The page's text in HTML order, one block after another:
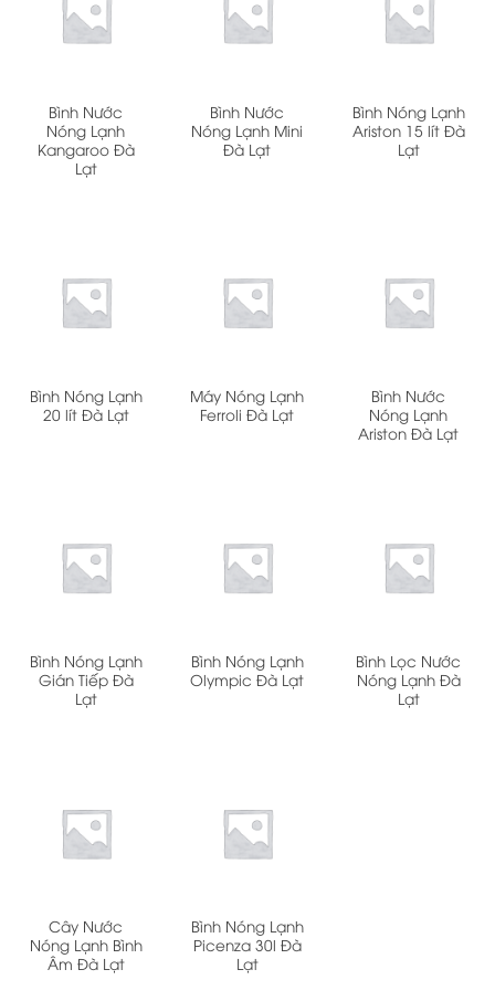
Bình Nước
Nóng Lạnh
Kangaroo Đà
Lạt
Bình Nước
Nóng Lạnh Mini
Đà Lạt
Bình Nóng Lạnh
Ariston 15 lít Đà
Lạt
Bình Nóng Lạnh
20 lít Đà Lạt
Máy Nóng Lạnh
Ferroli Đà Lạt
Bình Nước
Nóng Lạnh
Ariston Đà Lạt
Bình Nóng Lạnh
Gián Tiếp Đà
Lạt
Bình Nóng Lạnh
Olympic Đà Lạt
Bình Lọc Nước
Nóng Lạnh Đà
Lạt
Cây Nước
Nóng Lạnh Bình
Âm Đà Lạt
Bình Nóng Lạnh
Picenza 30l Đà
Lạt